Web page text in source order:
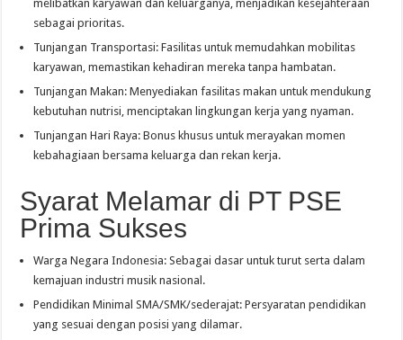
melibatkan karyawan dan keluarganya, menjadikan kesejahteraan
sebagai prioritas.
Tunjangan Transportasi: Fasilitas untuk memudahkan mobilitas
karyawan, memastikan kehadiran mereka tanpa hambatan.
Tunjangan Makan: Menyediakan fasilitas makan untuk mendukung
kebutuhan nutrisi, menciptakan lingkungan kerja yang nyaman.
Tunjangan Hari Raya: Bonus khusus untuk merayakan momen
kebahagiaan bersama keluarga dan rekan kerja.
Syarat Melamar di PT PSE
Prima Sukses
Warga Negara Indonesia: Sebagai dasar untuk turut serta dalam
kemajuan industri musik nasional.
Pendidikan Minimal SMA/SMK/sederajat: Persyaratan pendidikan
yang sesuai dengan posisi yang dilamar.